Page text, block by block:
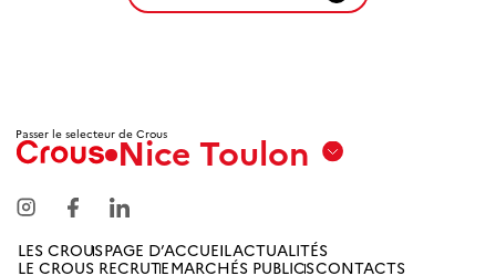
Passer le selecteur de CrousNice Toulon
Marseille
LES CROUSPAGE D’ACCUEILACTUALITÉS
LE CROUS RECRUTEMARCHÉS PUBLICSCONTACTS